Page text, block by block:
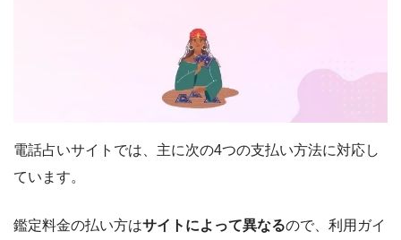
電話占いサイトでは、主に次の4つの支払い方法に対応し
ています。
鑑定料金の払い方はサイトによって異なるので、利用ガイ